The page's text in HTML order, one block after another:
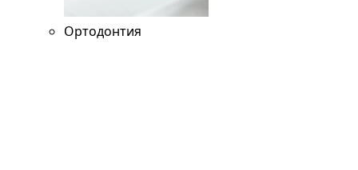
Ортодонтия